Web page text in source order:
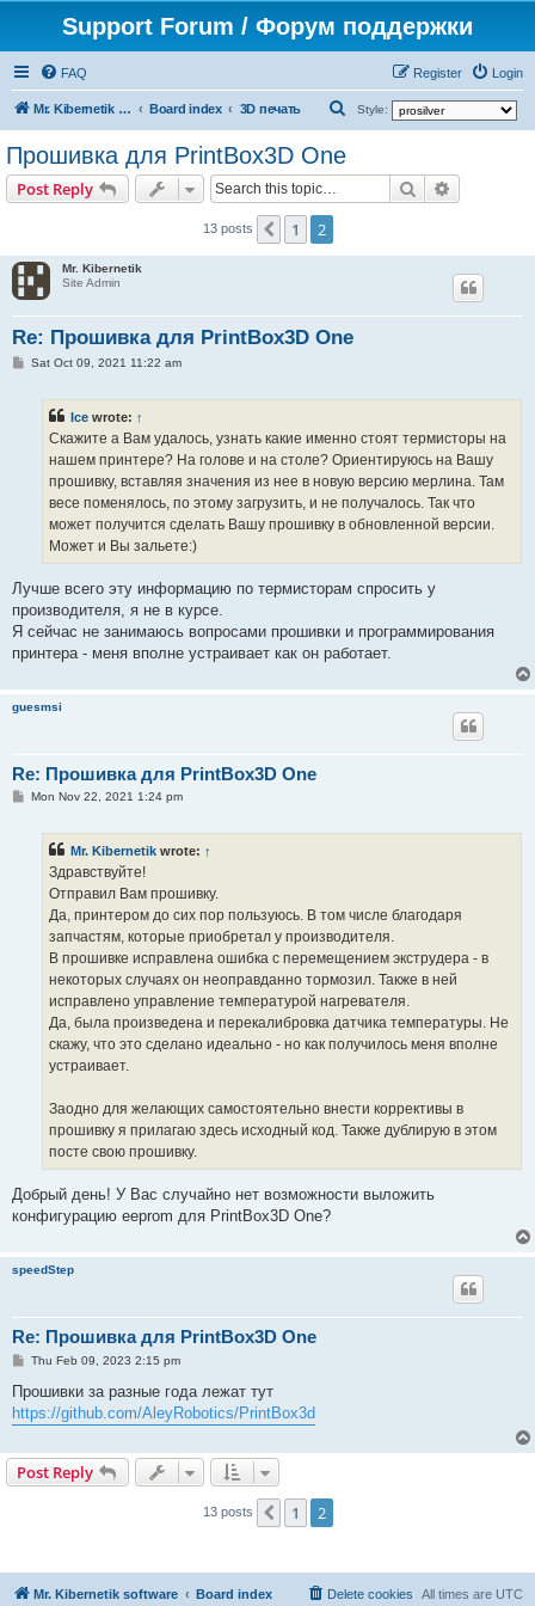
Support Forum / Форум поддержки
FAQ Login
Register
Mr. Kibernetik software Board index 3D печать Style:
Прошивка для PrintBox3D One
Post Reply Search
13 posts Previous
1 2
Mr. Kibernetik
Site Admin
Re: Прошивка для PrintBox3D One
PSat Oct 09, 2021 11:22 am
Ice wrote: ↑
Скажите а Вам удалось, узнать какие именно стоят термисторы на
нашем принтере? На голове и на столе? Ориентируюсь на Вашу
прошивку, вставляя значения из нее в новую версию мерлина. Там
весе поменялось, по этому загрузить, и не получалось. Так что
может получится сделать Вашу прошивку в обновленной версии.
Может и Вы зальете:)
Лучше всего эту информацию по термисторам спросить у
производителя, я не в курсе.
Я сейчас не занимаюсь вопросами прошивки и программирования
принтера - меня вполне устраивает как он работает.
guesmsi
Re: Прошивка для PrintBox3D One
PMon Nov 22, 2021 1:24 pm
Mr. Kibernetik wrote: ↑
Здравствуйте!
Отправил Вам прошивку.
Да, принтером до сих пор пользуюсь. В том числе благодаря
запчастям, которые приобретал у производителя.
В прошивке исправлена ошибка с перемещением экструдера - в
некоторых случаях он неоправданно тормозил. Также в ней
исправлено управление температурой нагревателя.
Да, была произведена и перекалибровка датчика температуры. Не
скажу, что это сделано идеально - но как получилось меня вполне
устраивает.
Заодно для желающих самостоятельно внести коррективы в
прошивку я прилагаю здесь исходный код. Также дублирую в этом
посте свою прошивку.
Добрый день! У Вас случайно нет возможности выложить
конфигурацию eeprom для PrintBox3D One?
speedStep
Re: Прошивка для PrintBox3D One
P
s
Thu Feb 09, 2023 2:15 pm
Прошивки за разные года лежат тут
https://github.com/AleyRobotics/PrintBox3d
Post Reply
13 posts Previous
1 2
Mr. Kibernetik software Board index All times are UTC
Delete cookies